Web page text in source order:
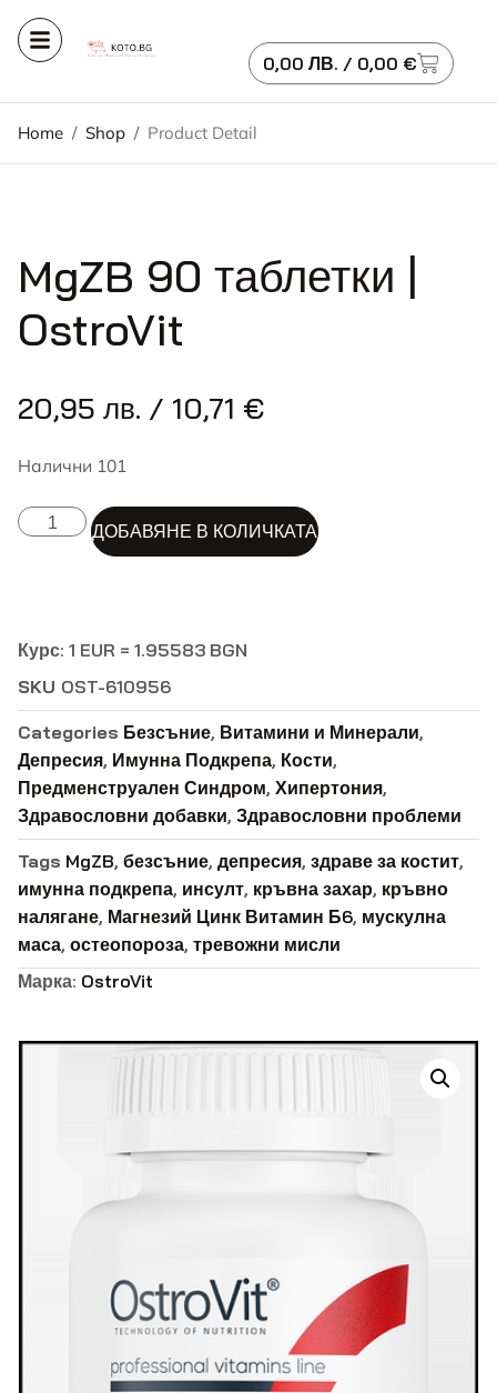
0,00 ЛВ. / 0,00 €
Home / Shop / Product Detail
MgZB 90 таблетки |
OstroVit
20,95 лв. / 10,71 €
Налични 101
ДОБАВЯНЕ В КОЛИЧКАТАALTERNATIVE:
Курс: 1 EUR = 1.95583 BGN
SKU OST-610956
Categories Безсъние, Витамини и Минерали,
Депресия, Имунна Подкрепа, Кости,
Предменструален Синдром, Хипертония,
Здравословни добавки, Здравословни проблеми
Tags MgZB, безсъние, депресия, здраве за костит,
имунна подкрепа, инсулт, кръвна захар, кръвно
налягане, Магнезий Цинк Витамин Б6, мускулна
маса, остеопороза, тревожни мисли
Марка: OstroVit